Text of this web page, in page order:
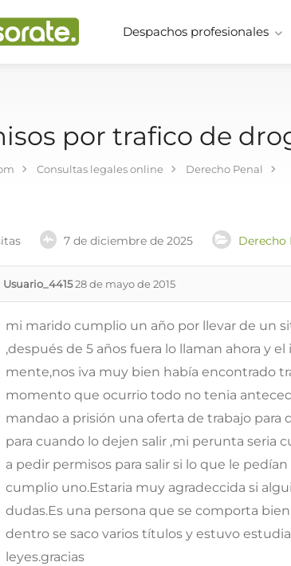
Despachos profesionales
por trafico de
Consultas legales online Derecho Penal
7 de diciembre de 2025 Derecho
Usuario_441528 de mayo de 2015
mi marido cumplio un año por llevar de un
,después de 5 años fuera lo llaman ahora y
mente,nos iva muy bien había encontrado
momento que ocurrio todo no tenia
mandao a prisión una oferta de trabajo para
para cuando lo dejen salir ,mi perunta seria
a pedir permisos para salir si lo que le pedían
cumplio uno.Estaria muy agradeccida si
dudas.Es una persona que se comporta
dentro se saco varios títulos y estuvo
leyes.gracias